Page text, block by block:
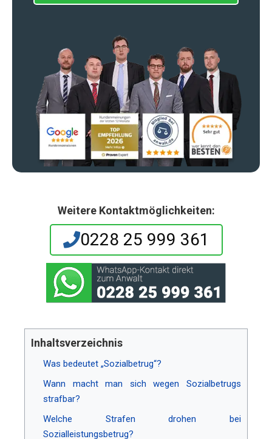
Weitere Kontaktmöglichkeiten:
0228 25 999 361
Inhaltsverzeichnis
Was bedeutet „Sozialbetrug“?
Wann macht man sich wegen Sozialbetrugs
strafbar?
Welche Strafen drohen bei
Sozialleistungsbetrug?